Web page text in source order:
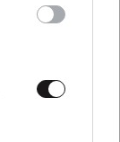
23·10·2010 18:51